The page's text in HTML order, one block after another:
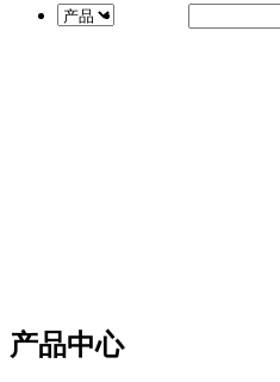
产品中心